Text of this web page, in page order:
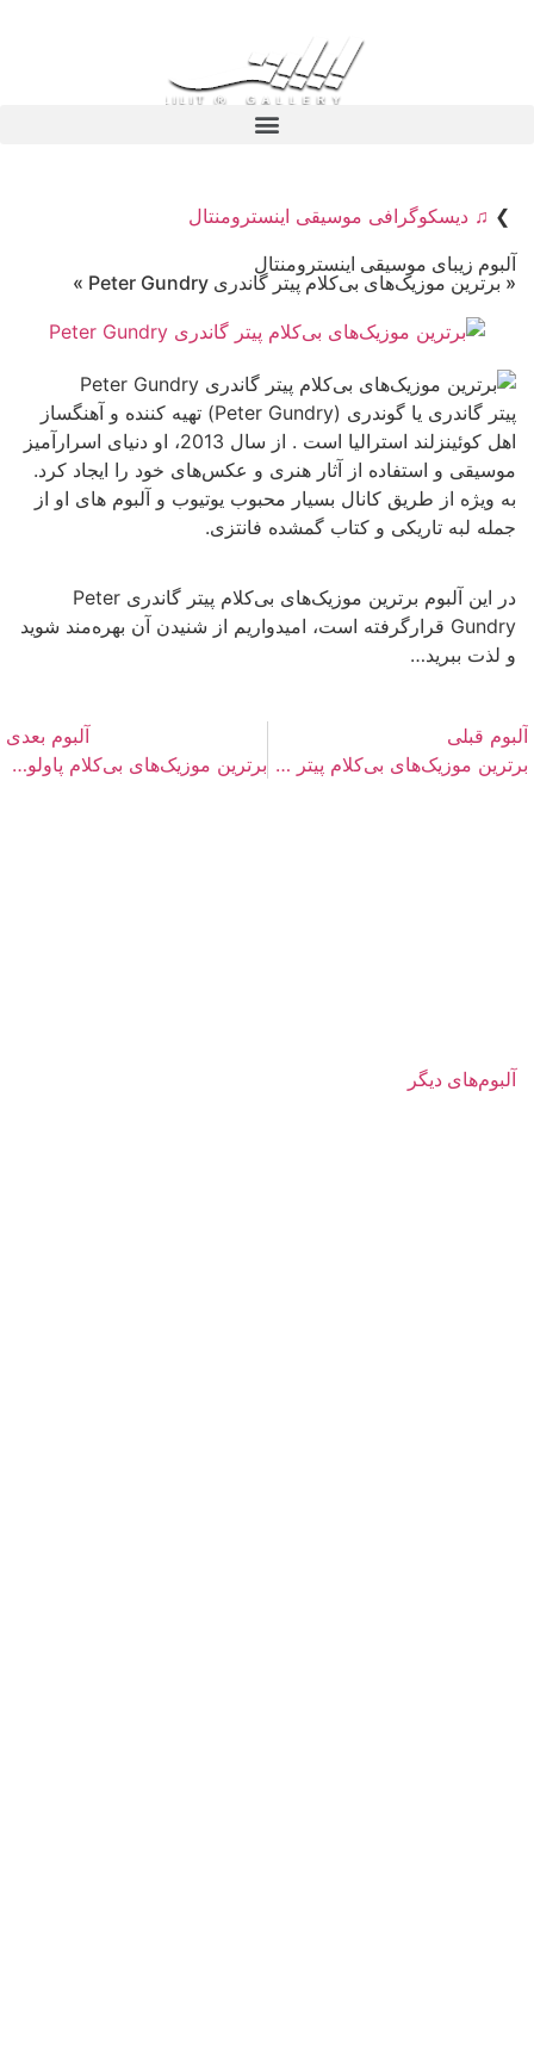
❯ ♫ دیسکوگرافی موسیقی اینسترومنتال
آلبوم زیبای موسیقی اینسترومنتال
« برترین موزیک‌های بی‌کلام پیتر گاندری Peter Gundry »
پیتر گاندری یا گوندری (Peter Gundry) تهیه کننده و آهنگساز
اهل کوئینزلند استرالیا است . از سال 2013، او دنیای اسرارآمیز
موسیقی و استفاده از آثار هنری و عکس‌های خود را ایجاد کرد.
به ویژه از طریق کانال بسیار محبوب یوتیوب و آلبوم های او از
جمله لبه تاریکی و کتاب گمشده فانتزی.
در این آلبوم برترین موزیک‌های بی‌کلام پیتر گاندری Peter
Gundry قرارگرفته است، امیدواریم از شنیدن آن بهره‌مند شوید
و لذت ببرید…
آلبوم قبلی
برترین موزیک‌های بی‌کلام پیتر کاتر Peter Kater
آلبوم بعدی
برترین موزیک‌های بی‌کلام پاولو سیمتیکیدیس Pavlo Simtikidis
آلبوم‌های دیگر